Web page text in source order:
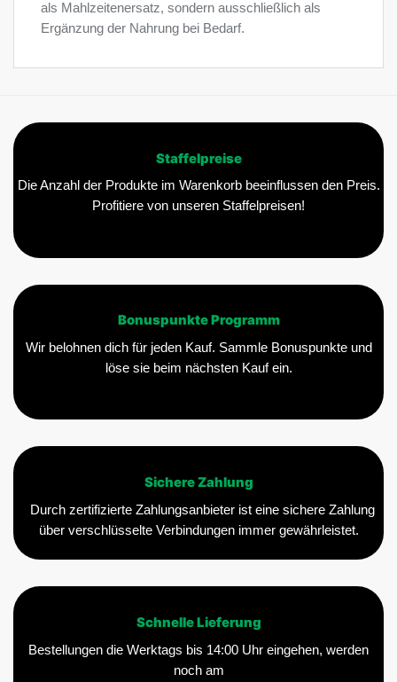
als Mahlzeitenersatz, sondern ausschließlich als
Ergänzung der Nahrung bei Bedarf.
Staffelpreise
Die Anzahl der Produkte im Warenkorb beeinflussen den Preis.
Profitiere von unseren Staffelpreisen!
Bonuspunkte Programm
Wir belohnen dich für jeden Kauf. Sammle Bonuspunkte und
löse sie beim nächsten Kauf ein.
Sichere Zahlung
Durch zertifizierte Zahlungsanbieter ist eine sichere Zahlung
über verschlüsselte Verbindungen immer gewährleistet.
Schnelle Lieferung
Bestellungen die Werktags bis 14:00 Uhr eingehen, werden
noch am